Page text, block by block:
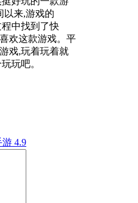
以来,游戏的
中找到了快
欢这款游戏。平
戏,玩着玩着就
玩吧。
游 4.9